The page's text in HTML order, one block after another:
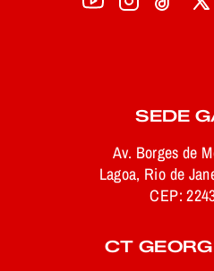
SEDE
Av. Borges de
Lagoa, Rio de
CEP:
CT